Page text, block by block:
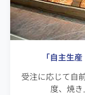
「自主生
受注に応じて自
度、焼き